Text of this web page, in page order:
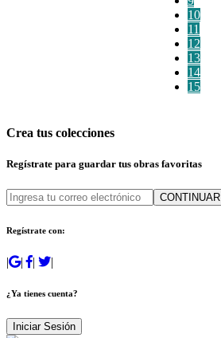
10
11
12
13
14
15
Crea tus colecciones
Regístrate para guardar tus obras favoritas
CONTINUAR
Regístrate con:
| | | |
¿Ya tienes cuenta?
Iniciar Sesión